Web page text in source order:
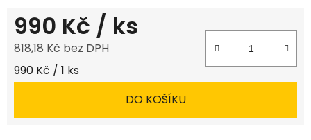
990 Kč / ks
818,18 Kč bez DPH
Měrná cena:
990 Kč / 1 ks
DO KOŠÍKU